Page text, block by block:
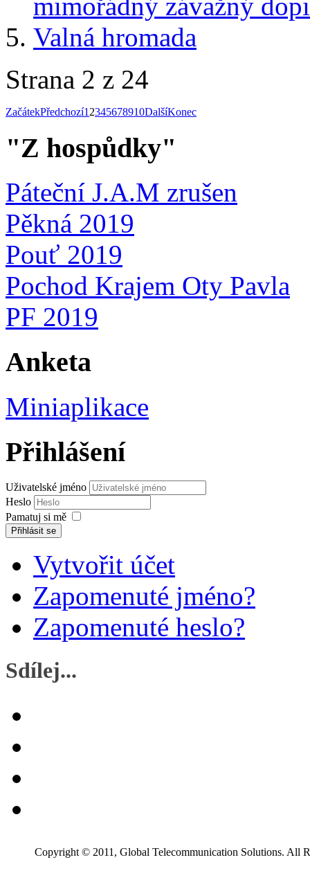
Valná hromada
Strana 2 z 24
ZačátekPředchozí1 2345678910DalšíKonec
"Z hospůdky"
Páteční J.A.M zrušen
Pěkná 2019
Pouť 2019
Pochod Krajem Oty Pavla
PF 2019
Anketa
Miniaplikace
Přihlášení
Uživatelské jméno
Heslo
Pamatuj si mě
Přihlásit se
Vytvořit účet
Zapomenuté jméno?
Zapomenuté heslo?
Sdílej...
Copyright © 2011, Global Telecommunication Solutions. All